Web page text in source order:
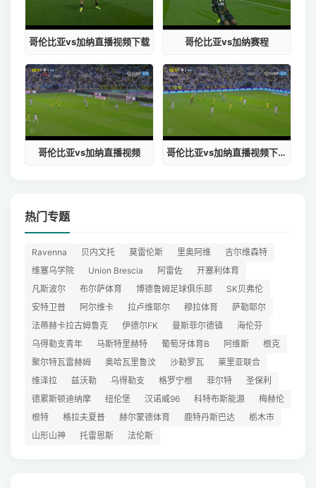
哥伦比亚vs加纳直播视频下载 哥伦比亚vs加纳赛程
哥伦比亚vs加纳直播视频 哥伦比亚vs加纳直播视频下载网站
热门专题
Ravenna 贝内文托 莫雷伦斯 里奥阿维
吉尔维森特
维塞乌学院
Union Brescia 阿雷佐
开塞利体育
凡斯波尔
布尔萨体育 博德鲁姆足球俱乐部
SK贝弗伦
安特卫普
阿尔维卡 拉卢维耶尔 穆拉体育
萨勒耶尔
法蒂赫卡拉古姆鲁克
伊德尔FK 曼斯菲尔德镇
海伦芬
乌得勒支青年
马斯特里赫特 葡萄牙体育B 阿维斯
根克
聚尔特瓦雷赫姆
奥哈瓦里鲁汶 沙勒罗瓦
莱里亚联合
维泽拉
兹沃勒 乌得勒支 格罗宁根 菲尔特
圣保利
德累斯顿迪纳摩
纽伦堡 汉诺威96 科特布斯能源
梅赫伦
根特
格拉夫夏普 赫尔蒙德体育 鹿特丹斯巴达
栃木市
山形山神
托雷恩斯 法伦斯